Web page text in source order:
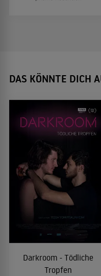
DAS KÖNNTE DICH
Darkroom - Tödliche
Tropfen